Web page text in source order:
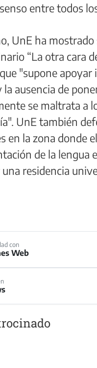
entre todos
UnE ha mostrado
“La otra cara
"supone
la ausencia de
se maltrata a
UnE también
en la zona donde
de la lengua
residencia
con
Web